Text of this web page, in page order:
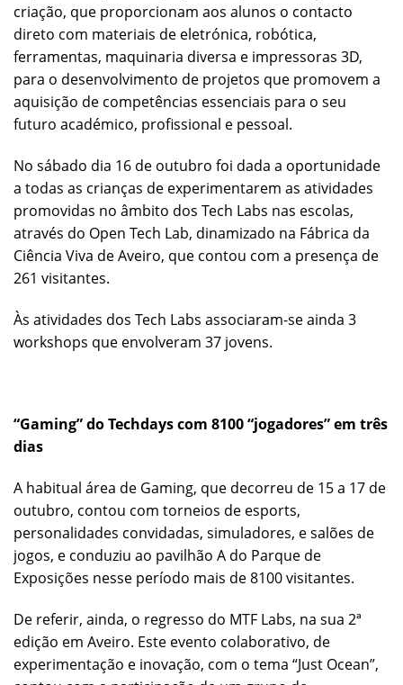
criação, que proporcionam aos alunos o contacto
direto com materiais de eletrónica, robótica,
ferramentas, maquinaria diversa e impressoras 3D,
para o desenvolvimento de projetos que promovem a
aquisição de competências essenciais para o seu
futuro académico, profissional e pessoal.
No sábado dia 16 de outubro foi dada a oportunidade
a todas as crianças de experimentarem as atividades
promovidas no âmbito dos Tech Labs nas escolas,
através do Open Tech Lab, dinamizado na Fábrica da
Ciência Viva de Aveiro, que contou com a presença de
261 visitantes.
Às atividades dos Tech Labs associaram-se ainda 3
workshops que envolveram 37 jovens.
“Gaming” do Techdays com 8100 “jogadores” em três
dias
A habitual área de Gaming, que decorreu de 15 a 17 de
outubro, contou com torneios de esports,
personalidades convidadas, simuladores, e salões de
jogos, e conduziu ao pavilhão A do Parque de
Exposições nesse período mais de 8100 visitantes.
De referir, ainda, o regresso do MTF Labs, na sua 2ª
edição em Aveiro. Este evento colaborativo, de
experimentação e inovação, com o tema “Just Ocean”,